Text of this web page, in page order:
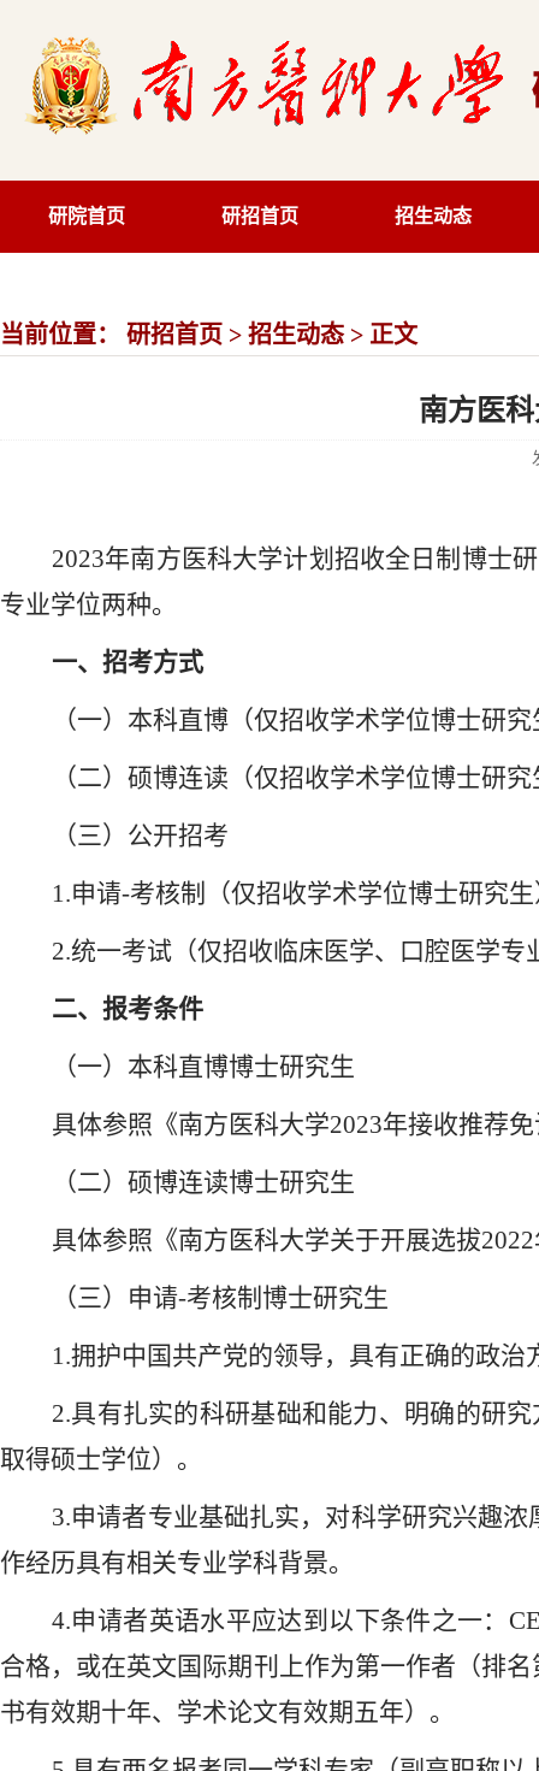
研院首页 研招首页 招生动态
当前位置： 研招首页 > 招生动态> 正文
南方医
2023年南方医科大学计划招收全日制博士
专业学位两种。
一、招考方式
（一）本科直博（仅招收学术学位博士研究
（二）硕博连读（仅招收学术学位博士研究
（三）公开招考
1.申请-考核制（仅招收学术学位博士研究
2.统一考试（仅招收临床医学、口腔医学专
二、报考条件
（一）本科直博博士研究生
具体参照《南方医科大学2023年接收推荐
（二）硕博连读博士研究生
具体参照《南方医科大学关于开展选拔
（三）申请-考核制博士研究生
1.拥护中国共产党的领导，具有正确的政
2.具有扎实的科研基础和能力、明确的研
取得硕士学位）。
3.申请者专业基础扎实，对科学研究兴趣
作经历具有相关专业学科背景。
4.申请者英语水平应达到以下条件之一：
合格，或在英文国际期刊上作为第一作者（排
书有效期十年、学术论文有效期五年）。